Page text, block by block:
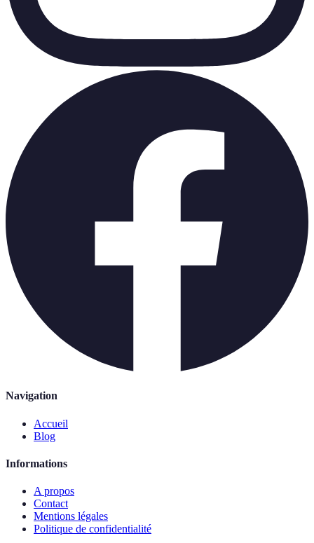
Navigation
Accueil
Blog
Informations
A propos
Contact
Mentions légales
Politique de confidentialité